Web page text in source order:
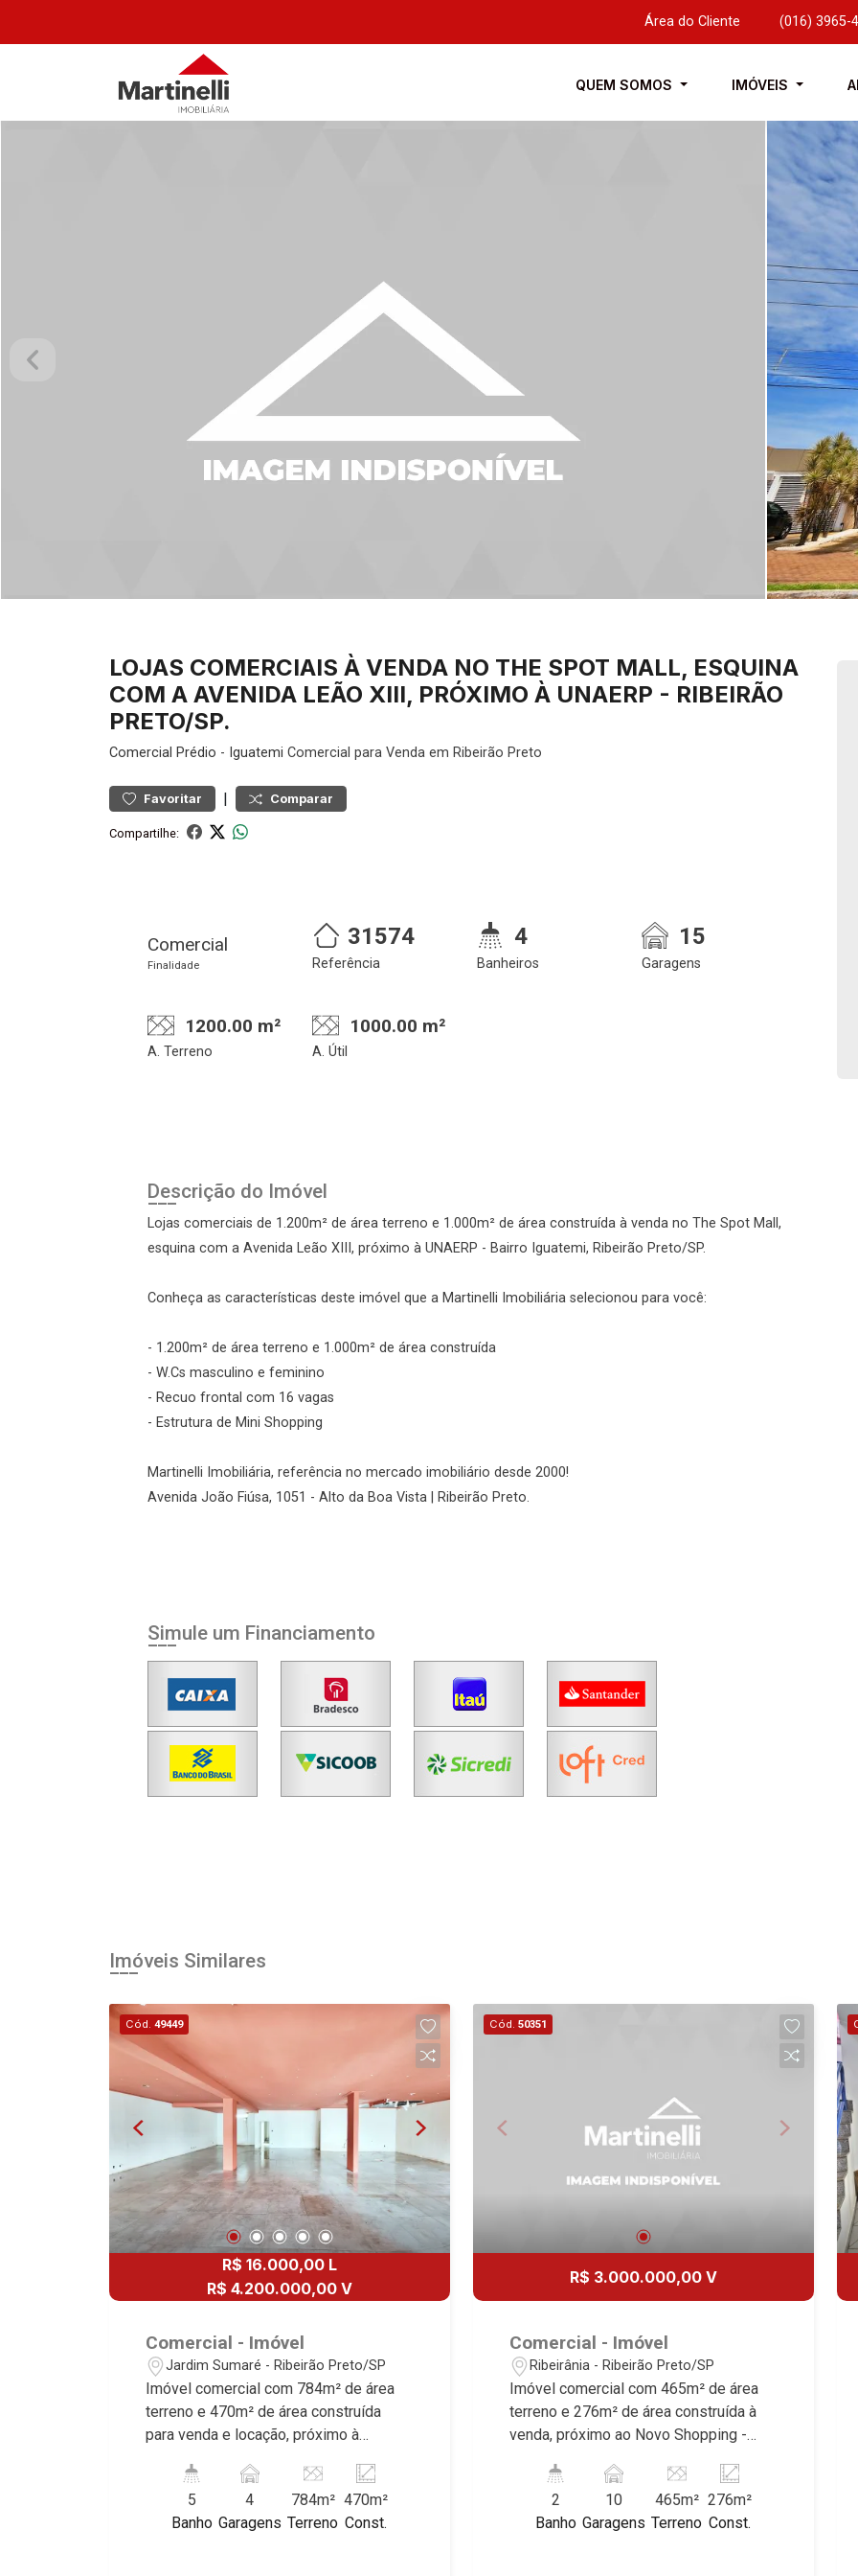
Área do Cliente (016) 3965-
QUEM SOMOS IMÓVEIS
LOJAS COMERCIAIS À VENDA NO THE SPOT MALL, ESQUINA
COM A AVENIDA LEÃO XIII, PRÓXIMO À UNAERP - RIBEIRÃO
PRETO/SP.
Comercial Prédio - Iguatemi Comercial para Venda em Ribeirão Preto
Favoritar | Comparar
Compartilhe:
Comercial
Finalidade
31574
Referência
4
Banheiros
15
Garagens
1200.00 m²
A. Terreno
1000.00 m²
A. Útil
Descrição do Imóvel
Lojas comerciais de 1.200m² de área terreno e 1.000m² de área construída à venda no The Spot Mall,
esquina com a Avenida Leão XIII, próximo à UNAERP - Bairro Iguatemi, Ribeirão Preto/SP.
Conheça as características deste imóvel que a Martinelli Imobiliária selecionou para você:
- 1.200m² de área terreno e 1.000m² de área construída
- W.Cs masculino e feminino
- Recuo frontal com 16 vagas
- Estrutura de Mini Shopping
Martinelli Imobiliária, referência no mercado imobiliário desde 2000!
Avenida João Fiúsa, 1051 - Alto da Boa Vista | Ribeirão Preto.
Simule um Financiamento
Fazer Agendamento
Esqueci minha senha
Cadastre-se
Agendar Visita
Imóveis Similares
Cód. 49449
R$ 16.000,00 L
R$ 4.200.000,00 V
Comercial - Imóvel
Jardim Sumaré - Ribeirão Preto/SP
Imóvel comercial com 784m² de área
terreno e 470m² de área construída
para venda e locação, próximo à
Ribeirão Preto/SP. Conheça as
características deste imóvel que a
Martinelli Imobiliária selecionou para
5
Banho
4
Garagens
784m²
Terreno
470m²
Const.
Cód. 50351
R$ 3.000.000,00 V
Comercial - Imóvel
Ribeirânia - Ribeirão Preto/SP
Imóvel comercial com 465m² de área
terreno e 276m² de área construída à
venda, próximo ao Novo Shopping -
Conheça as características deste
imóvel que a Martinelli Imobiliária
selecionou para você: - 465m² de área
2
Banho
10
Garagens
465m²
Terreno
276m²
Const.